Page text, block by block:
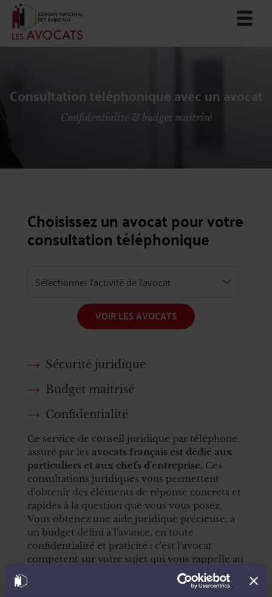
Consultation téléphonique avec un avocat
Confidentialité & budget maîtrisé
Choisissez un avocat pour votre
consultation téléphonique
VOIR LES AVOCATS
Sécurité juridique
Budget maitrisé
Confidentialité
Ce service de conseil juridique par téléphone
assuré par les avocats français est dédié aux
particuliers et aux chefs d'entreprise. Ces
consultations juridiques vous permettent
d'obtenir des éléments de réponse concrets et
rapides à la question que vous vous posez.
Vous obtenez une aide juridique précieuse, à
un budget défini à l'avance, en toute
confidentialité et praticité : c'est l'avocat
compétent sur votre sujet qui vous rappelle au